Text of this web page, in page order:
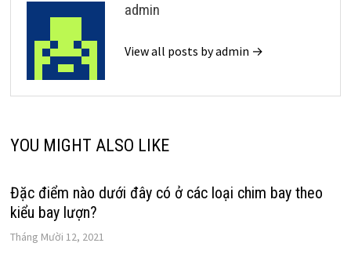
admin
View all posts by admin →
YOU MIGHT ALSO LIKE
Đặc điểm nào dưới đây có ở các loại chim bay theo
kiểu bay lượn?
Tháng Mười 12, 2021